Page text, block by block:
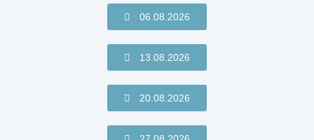
06.08.2026
13.08.2026
20.08.2026